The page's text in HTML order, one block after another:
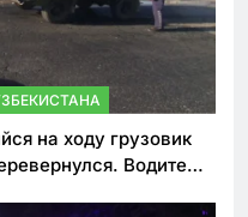
на ходу грузовик
Водитель